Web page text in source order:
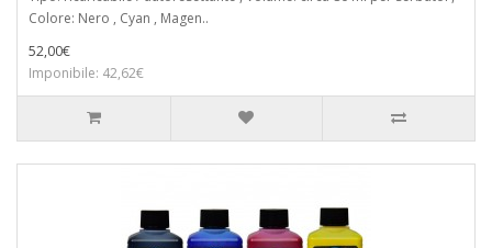
Colore: Nero , Cyan , Magen..
52,00€
Imponibile: 42,62€